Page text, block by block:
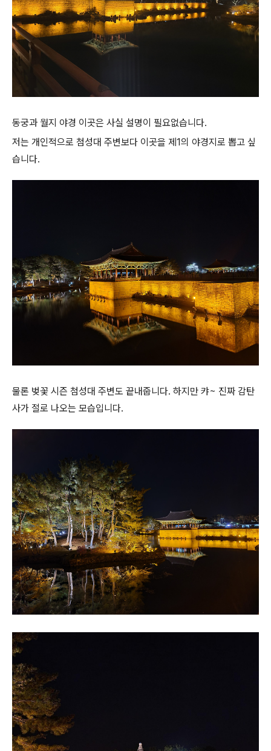
동궁과 월지 야경 이곳은 사실 설명이 필요없습니다.
저는 개인적으로 첨성대 주변보다 이곳을 제1의 야경지로 뽑고 싶
습니다.
물론 벚꽃 시즌 첨성대 주변도 끝내줍니다. 하지만 캬~ 진짜 감탄
사가 절로 나오는 모습입니다.